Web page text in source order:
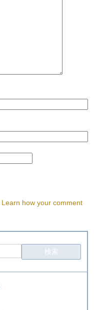
Learn how your comment